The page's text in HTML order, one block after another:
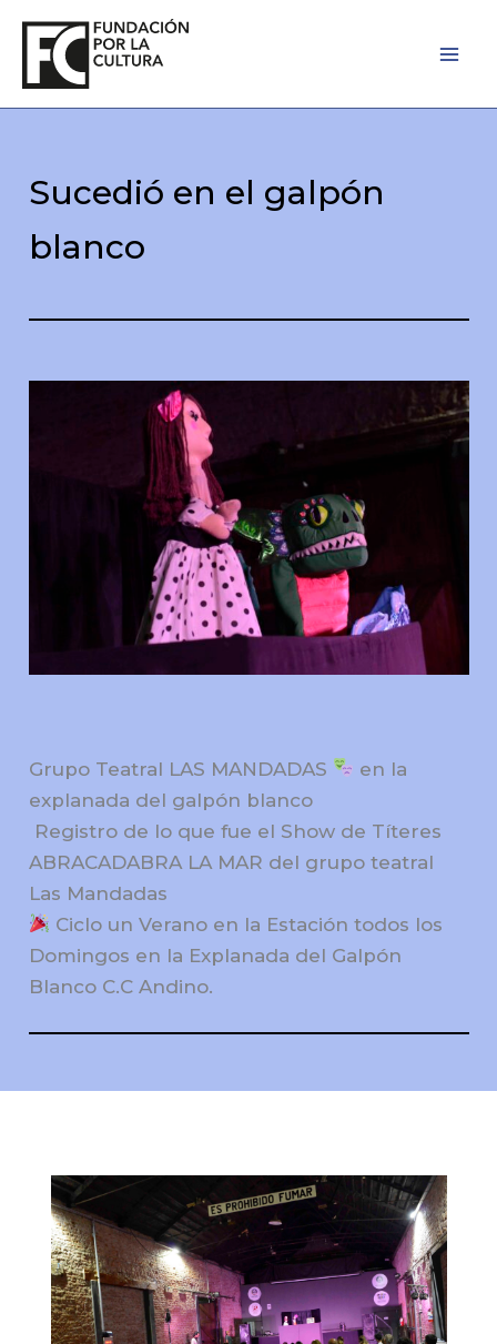
contenido
Sucedió en el galpón
blanco
Grupo Teatral LAS MANDADAS
en la
explanada del galpón blanco
Registro de lo que fue el Show de Títeres
ABRACADABRA LA MAR del grupo teatral
Las Mandadas
Ciclo un Verano en la Estación todos los
Domingos en la Explanada del Galpón
Blanco C.C Andino.